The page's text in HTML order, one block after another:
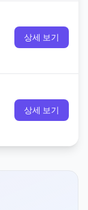
상세 보기
상세 보기